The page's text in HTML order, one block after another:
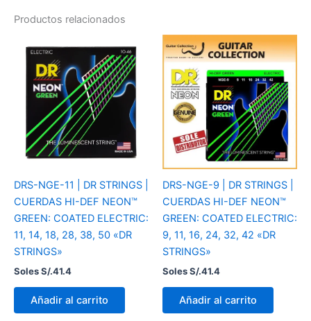
Productos relacionados
DRS-NGE-11 | DR STRINGS |
CUERDAS HI-DEF NEON™
GREEN: COATED ELECTRIC:
11, 14, 18, 28, 38, 50 «DR
STRINGS»
Soles S/.41.4
Añadir al carrito
DRS-NGE-9 | DR STRINGS |
CUERDAS HI-DEF NEON™
GREEN: COATED ELECTRIC:
9, 11, 16, 24, 32, 42 «DR
STRINGS»
Soles S/.41.4
Añadir al carrito